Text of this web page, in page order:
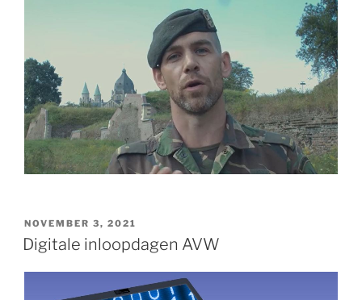
GEPLAATST
OP
NOVEMBER 3, 2021
Digitale inloopdagen AVW